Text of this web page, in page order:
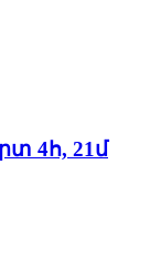
4հ, 21մ